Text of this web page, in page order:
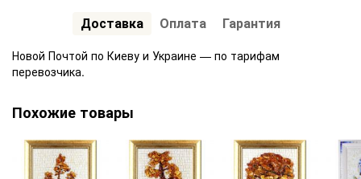
Доставка Оплата Гарантия
Новой Почтой по Киеву и Украине — по тарифам
перевозчика.
Похожие товары